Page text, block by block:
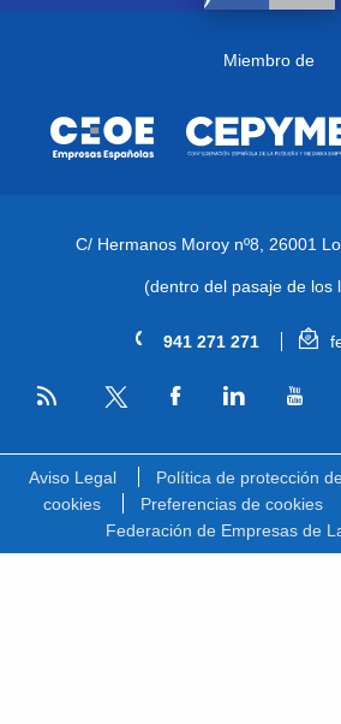
Miembro de
C/ Hermanos Moroy nº8, 26001
(dentro del pasaje de los
941 271 271
RSS
Aviso Legal Política de protección
cookies
Preferencias de cookies
Federación de Empresas de